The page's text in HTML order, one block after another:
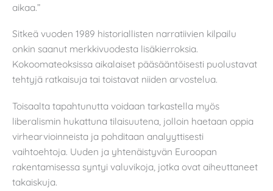
aikaa.”
Sitkeä vuoden 1989 historiallisten narratiivien kilpailu
onkin saanut merkkivuodesta lisäkierroksia.
Kokoomateoksissa aikalaiset pääsääntöisesti puolustavat
tehtyjä ratkaisuja tai toistavat niiden arvostelua.
Toisaalta tapahtunutta voidaan tarkastella myös
liberalismin hukattuna tilaisuutena, jolloin haetaan oppia
virhearvioinneista ja pohditaan analyyttisesti
vaihtoehtoja. Uuden ja yhtenäistyvän Euroopan
rakentamisessa syntyi valuvikoja, jotka ovat aiheuttaneet
takaiskuja.